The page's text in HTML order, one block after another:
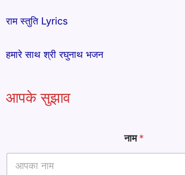
राम स्तुति Lyrics
हमारे साथ श्री रघुनाथ भजन
आपके सुझाव
a
r
नाम*